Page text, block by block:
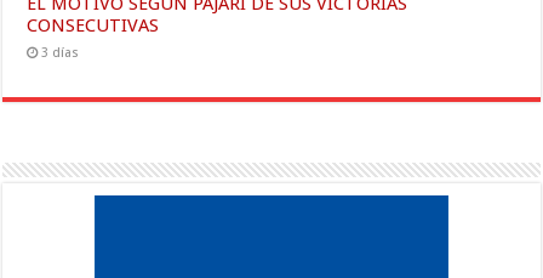
CONSECUTIVAS
3 días